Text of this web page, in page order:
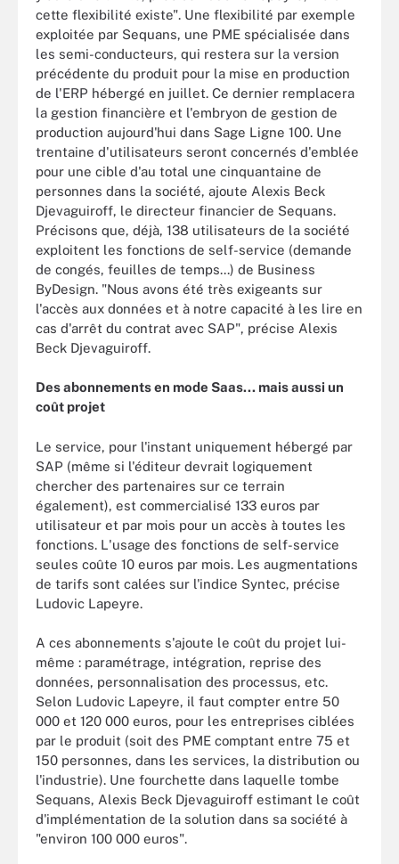
cette flexibilité existe". Une flexibilité par exemple
exploitée par Sequans, une PME spécialisée dans
les semi-conducteurs, qui restera sur la version
précédente du produit pour la mise en production
de l'ERP hébergé en juillet. Ce dernier remplacera
la gestion financière et l'embryon de gestion de
production aujourd'hui dans Sage Ligne 100. Une
trentaine d'utilisateurs seront concernés d'emblée
pour une cible d'au total une cinquantaine de
personnes dans la société, ajoute Alexis Beck
Djevaguiroff, le directeur financier de Sequans.
Précisons que, déjà, 138 utilisateurs de la société
exploitent les fonctions de self-service (demande
de congés, feuilles de temps...) de Business
ByDesign. "Nous avons été très exigeants sur
l'accès aux données et à notre capacité à les lire en
cas d'arrêt du contrat avec SAP", précise Alexis
Beck Djevaguiroff.
Des abonnements en mode Saas... mais aussi un
coût projet
Le service, pour l'instant uniquement hébergé par
SAP (même si l'éditeur devrait logiquement
chercher des partenaires sur ce terrain
également), est commercialisé 133 euros par
utilisateur et par mois pour un accès à toutes les
fonctions. L'usage des fonctions de self-service
seules coûte 10 euros par mois. Les augmentations
de tarifs sont calées sur l'indice Syntec, précise
Ludovic Lapeyre.
A ces abonnements s'ajoute le coût du projet lui-
même : paramétrage, intégration, reprise des
données, personnalisation des processus, etc.
Selon Ludovic Lapeyre, il faut compter entre 50
000 et 120 000 euros, pour les entreprises ciblées
par le produit (soit des PME comptant entre 75 et
150 personnes, dans les services, la distribution ou
l'industrie). Une fourchette dans laquelle tombe
Sequans, Alexis Beck Djevaguiroff estimant le coût
d'implémentation de la solution dans sa société à
"environ 100 000 euros".